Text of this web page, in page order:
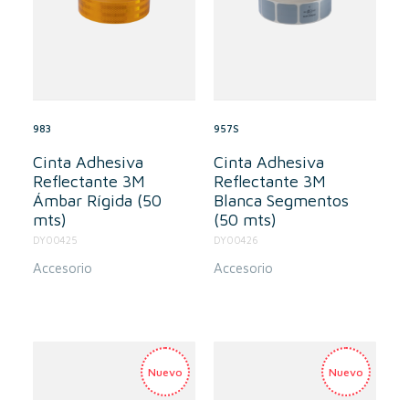
983
Cinta Adhesiva
Reflectante 3M
Ámbar Rígida (50
mts)
DY00425
Accesorio
957S
Cinta Adhesiva
Reflectante 3M
Blanca Segmentos
(50 mts)
DY00426
Accesorio